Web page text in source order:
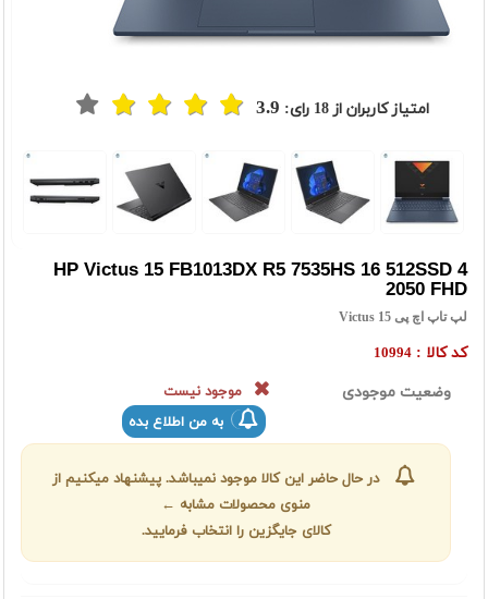
امتیاز کاربران از18 رای: 3.9
HP Victus 15 FB1013DX R5 7535HS 16 512SSD 4
2050 FHD
لپ تاپ اچ پی Victus 15
کد کالا : 10994
وضعیت موجودی
موجود نیست
به من اطلاع بده
در حال حاضر این کالا موجود نمیباشد. پیشنهاد میکنیم از
منوی محصولات مشابه ←
کالای جایگزین را انتخاب فرمایید.